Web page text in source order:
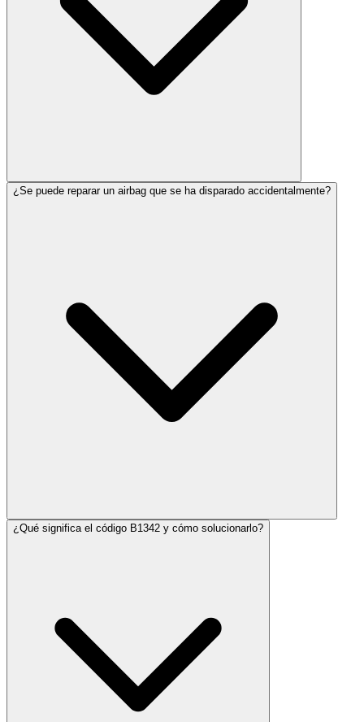
¿Se puede reparar un airbag que se ha disparado accidentalmente?
¿Qué significa el código B1342 y cómo solucionarlo?